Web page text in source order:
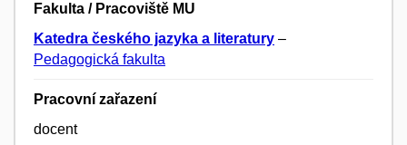
Fakulta / Pracoviště MU
Katedra českého jazyka a literatury –
Pedagogická fakulta
Pracovní zařazení
docent